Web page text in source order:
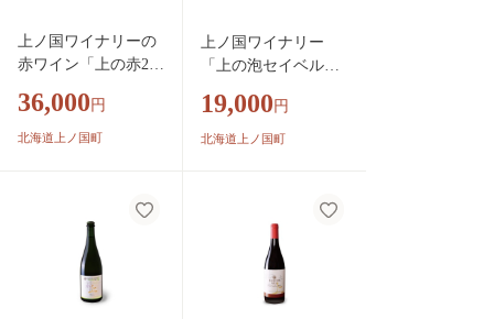
上ノ国ワイナリーの
赤ワイン「上の赤202
海道ワイン 赤ワイ
ン 家飲み パーテ
36,000 円
北海道上ノ国町
上ノ国ワイナリー
「上の泡セイベルロ
3」 750ml×1本 北
海道ワイン ロゼ
ーティー 家飲み
ディナー 果実酒
19,000 円
北海道上ノ国町